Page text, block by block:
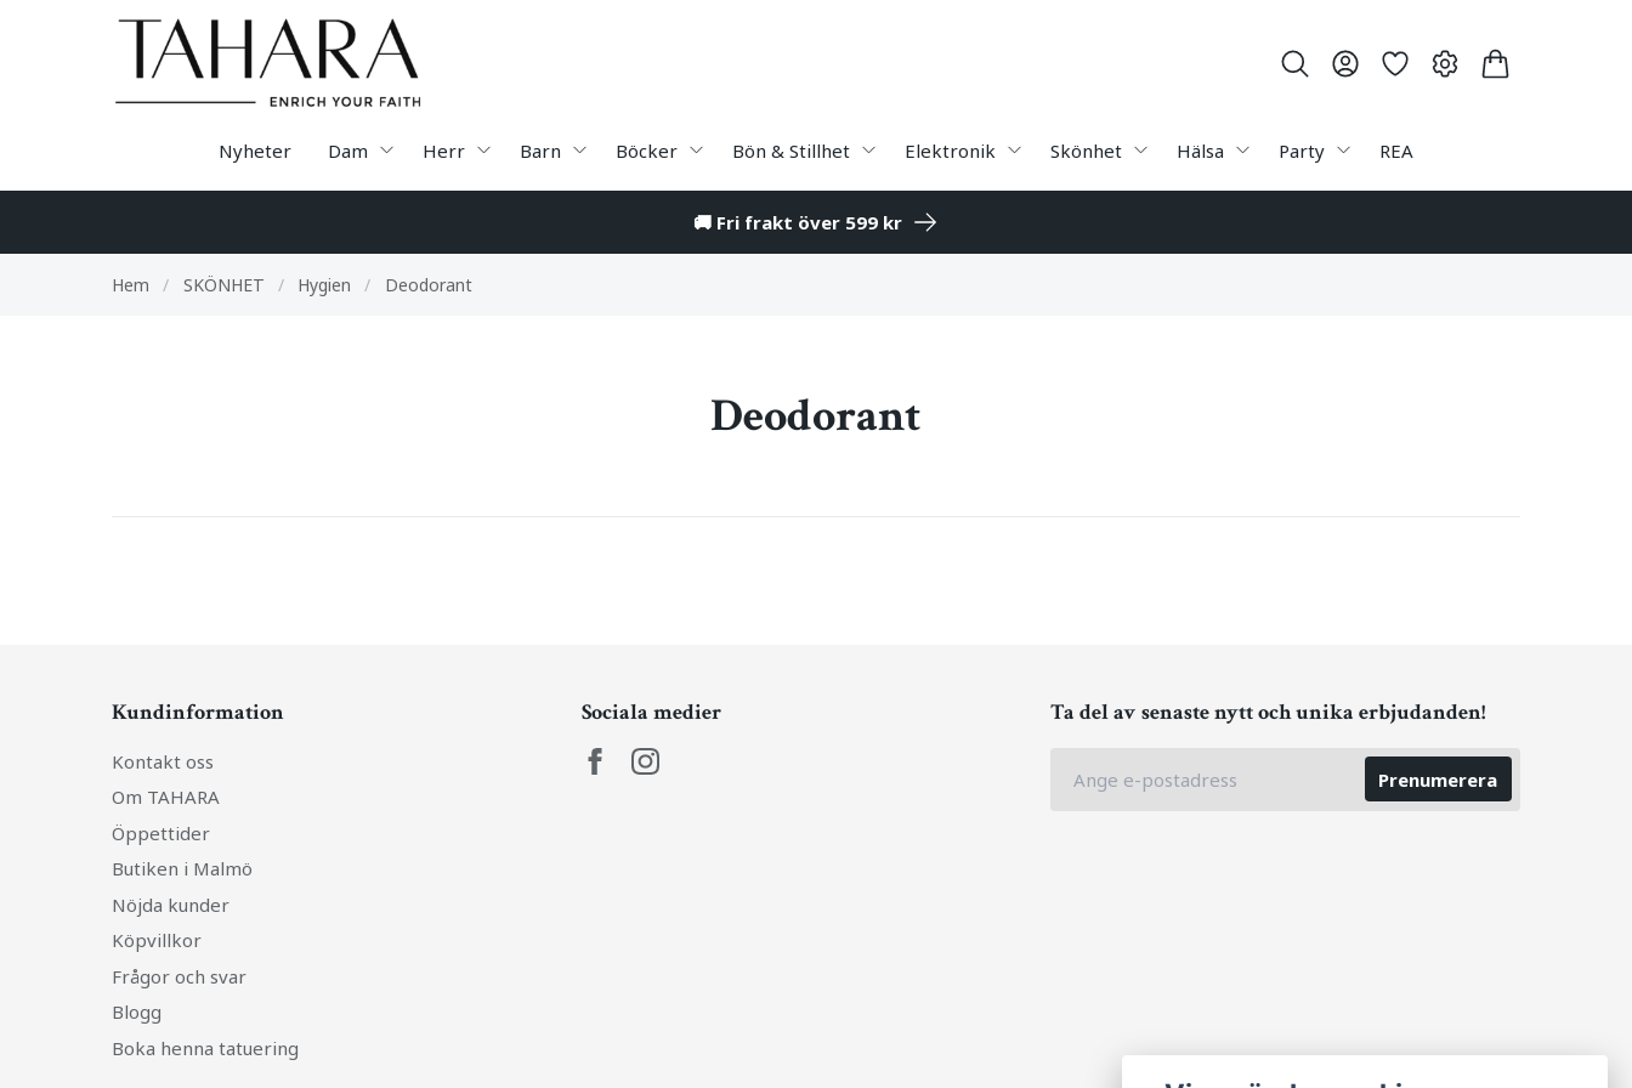
Nyheter Dam Herr Barn Böcker Bön & Stillhet Elektronik Skönhet Hälsa Party REA
🚚 Fri frakt över 599 kr
Hem / SKÖNHET / Hygien / Deodorant
Deodorant
Kundinformation
Kontakt oss
Om TAHARA
Öppettider
Butiken i Malmö
Nöjda kunder
Köpvillkor
Frågor och svar
Blogg
Boka henna tatuering
Sociala medier Ta del av senaste nytt och unika erbjudanden!
Prenumerera